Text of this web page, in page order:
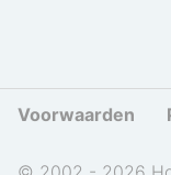
Voorwaarden